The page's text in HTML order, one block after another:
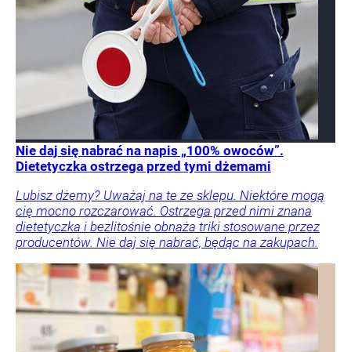
Nie daj się nabrać na napis „100% owoców”.
Dietetyczka ostrzega przed tymi dżemami
Lubisz dżemy? Uważaj na te ze sklepu. Niektóre mogą
cię mocno rozczarować. Ostrzega przed nimi znana
dietetyczka i bezlitośnie obnaża triki stosowane przez
producentów. Nie daj się nabrać, będąc na zakupach.